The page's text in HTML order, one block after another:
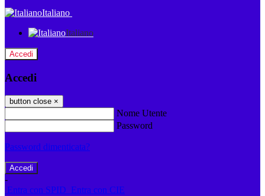
Italiano
Italiano
Accedi
Accedi
button close ×
Nome Utente
Password
Password dimenticata?
-
Entra con SPID Entra con CIE